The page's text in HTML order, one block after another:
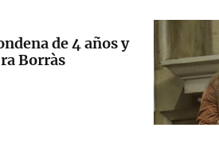
de 4 años y
Borràs